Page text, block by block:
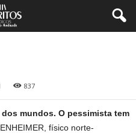
837
mundos. O pessimista tem
físico norte-